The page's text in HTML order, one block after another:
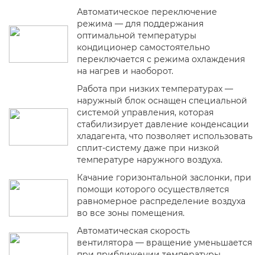
Автоматическое переключение
режима — для поддержания
оптимальной температуры
кондиционер самостоятельно
переключается с режима охлаждения
на нагрев и наоборот.
Работа при низких температурах —
наружный блок оснащен специальной
системой управления, которая
стабилизирует давление конденсации
хладагента, что позволяет использовать
сплит-систему даже при низкой
температуре наружного воздуха.
Качание горизонтальной заслонки, при
помощи которого осуществляется
равномерное распределение воздуха
во все зоны помещения.
Автоматическая скорость
вентилятора — вращение уменьшается